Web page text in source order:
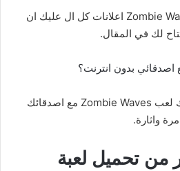
لا يوجد في لعبة Zombie Waves اعلانات كل ال عليك ان
لك في المقال.
بدون انترنت؟
بالتاكيد يمكنك يمكنك لعب Zombie Waves مع اصدقائك
واثارة.
من تحميل لعبة